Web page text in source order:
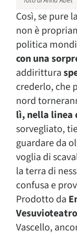
Così, se pure
non è
politica
con una
addirittura
crederlo, che
nord
lì, nella linea
sorvegliato,
guardare da
voglia di
la terra di
confusa e
Prodotto da
Vesuvioteatro
Vascello,